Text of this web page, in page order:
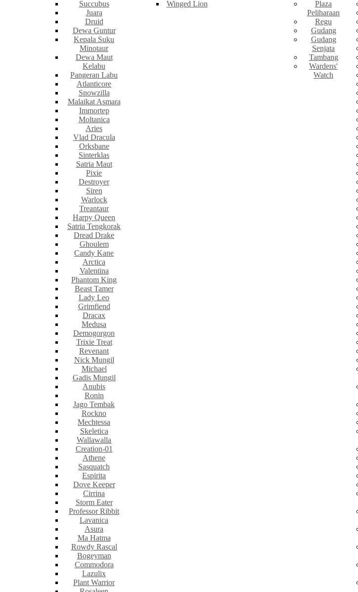
Succubus
Juara
Druid
Dewa Guntur
Kepala Suku
Minotaur
Dewa Maut
Kelabu
Pangeran Labu
Atlanticore
Snowzilla
Malaikat Asmara
Immortep
Moltanica
Aries
Vlad Dracula
Orksbane
Sinterklas
Satria Maut
Pixie
Destroyer
Siren
Warlock
Treantaur
Harpy Queen
Satria Tengkorak
Dread Drake
Ghoulem
Candy Kane
Arctica
Valentina
Phantom King
Beast Tamer
Lady Leo
Grimfiend
Dracax
Medusa
Demogorgon
Trixie Treat
Revenant
Nick Mungil
Michael
Gadis Mungil
Anubis
Ronin
Jago Tembak
Rockno
Mechtessa
Skeletica
Wallawalla
Creation-01
Athene
Sasquatch
Espirita
Dove Keeper
Cirrina
Storm Eater
Professor Ribbit
Lavanica
Asura
Ma Hatma
Rowdy Rascal
Bogeyman
Commodora
Lazulix
Plant Warrior
Winged Lion
Plaza
Peliharaan
Regu
Gudang
Gudang
Senjata
Tambang
Wardens'
Watch